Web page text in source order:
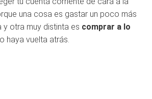
una cosa es gastar un poco más
y otra muy distinta es comprar a lo
haya vuelta atrás.